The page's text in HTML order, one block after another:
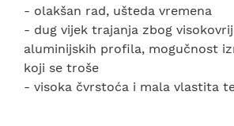
- olakšan rad, ušteda vremena
- dug vijek trajanja zbog
aluminijskih profila, mogučnost
koji se troše
- visoka čvrstoća i mala vlastita